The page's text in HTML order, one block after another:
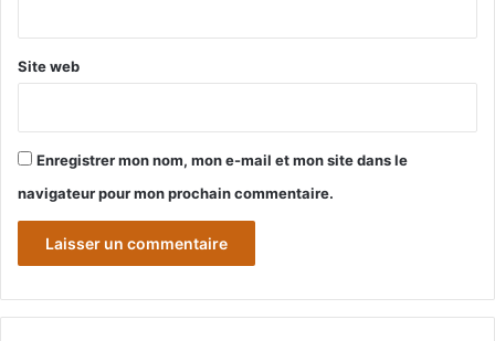
Site web
Enregistrer mon nom, mon e-mail et mon site dans le
navigateur pour mon prochain commentaire.